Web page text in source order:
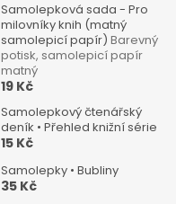
Samolepková sada - Pro
milovníky knih (matný
samolepicí papír) Barevný
potisk, samolepicí papír
matný
19 Kč
Samolepkový čtenářský
deník • Přehled knižní série
15 Kč
Samolepky • Bubliny
35 Kč